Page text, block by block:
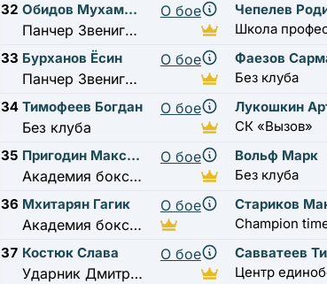
32 Обидов Мухаммад
Панчер Звенигород
О бое
Чепелев
33 Бурханов Ёсин
Панчер Звенигород
О бое
Фаезов
Без клуба
34 Тимофеев Богдан
Без клуба
О бое
Лукошкин
СК «Вызов»
35
Пригодин Максим
Академия бокса мытищи 1
О бое
Вольф Марк
Без клуба
36 Мхитарян Гагик
Академия бокса 1
О бое
Champion
37 Костюк Слава
Ударник Дмитровская
О бое